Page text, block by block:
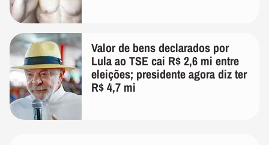
Valor de bens declarados por
Lula ao TSE cai R$ 2,6 mi entre
eleições; presidente agora diz ter
R$ 4,7 mi